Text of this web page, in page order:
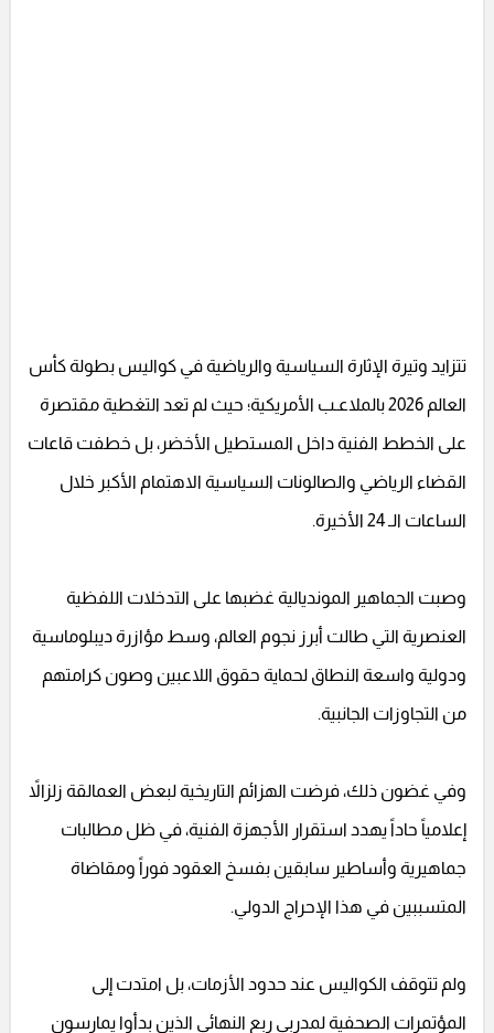
تتزايد وتيرة الإثارة السياسية والرياضية في كواليس بطولة كأس
العالم 2026 بالملاعـب الأمريكية؛ حيث لم تعد التغطية مقتصرة
على الخطط الفنية داخل المستطيل الأخضر، بل خطفت قاعات
القضاء الرياضي والصالونات السياسية الاهتمام الأكبر خلال
الساعات الـ 24 الأخيرة.
وصبت الجماهير المونديالية غضبها على التدخلات اللفظية
العنصرية التي طالت أبرز نجوم العالم، وسط مؤازرة ديبلوماسية
ودولية واسعة النطاق لحماية حقوق اللاعبين وصون كرامتهم
من التجاوزات الجانبية.
وفي غضون ذلك، فرضت الهزائم التاريخية لبعض العمالقة زلزالاً
إعلامياً حاداً يهدد استقرار الأجهزة الفنية، في ظل مطالبات
جماهيرية وأساطير سابقين بفسخ العقود فوراً ومقاضاة
المتسببين في هذا الإحراج الدولي.
ولم تتوقف الكواليس عند حدود الأزمات، بل امتدت إلى
المؤتمرات الصحفية لمدربي ربع النهائي الذين بدأوا يمارسون